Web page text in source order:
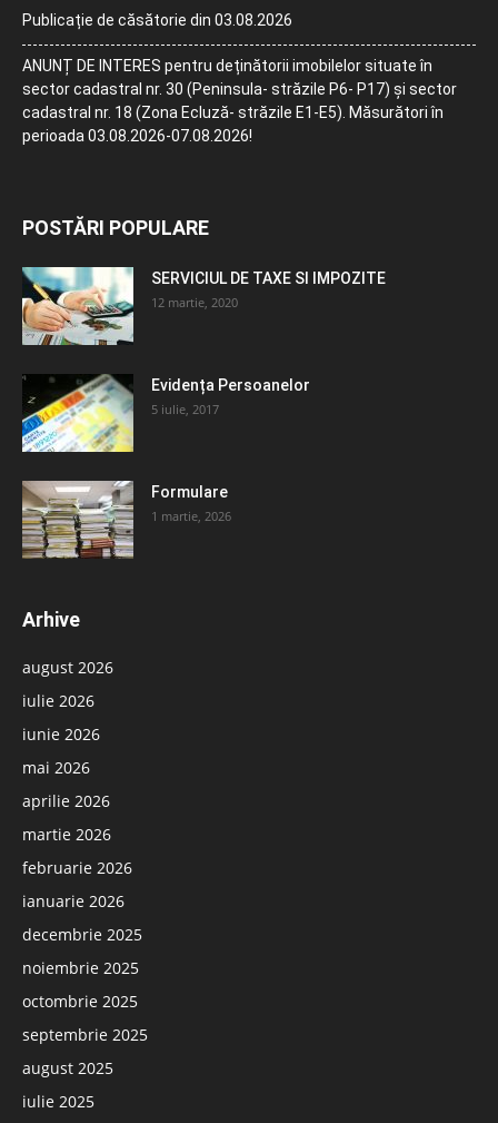
Publicație de căsătorie din 03.08.2026
ANUNȚ DE INTERES pentru deținătorii imobilelor situate în
sector cadastral nr. 30 (Peninsula- străzile P6- P17) și sector
cadastral nr. 18 (Zona Ecluză- străzile E1-E5). Măsurători în
perioada 03.08.2026-07.08.2026!
POSTĂRI POPULARE
SERVICIUL DE TAXE SI IMPOZITE
12 martie, 2020
Evidența Persoanelor
5 iulie, 2017
Formulare
1 martie, 2026
Arhive
august 2026
iulie 2026
iunie 2026
mai 2026
aprilie 2026
martie 2026
februarie 2026
ianuarie 2026
decembrie 2025
noiembrie 2025
octombrie 2025
septembrie 2025
august 2025
iulie 2025